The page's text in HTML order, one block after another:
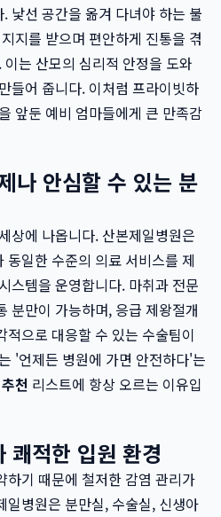
낯선 공간을 옮겨 다녀야 하는 불
지를 받으며 편안하게 진통을 겪
는 산모의 심리적 안정을 도와
들어 줍니다. 이처럼 프라이빗하
을 앞둔 예비 엄마들에게 큰 만족감
나 안심할 수 있는 분
상에 나옵니다. 산본제일병원은
일한 수준의 의료 서비스를 제
스템을 운영합니다. 마취과 전문
분만이 가능하며, 응급 제왕절개
으로 대응할 수 있는 수술팀이
'언제든 병원에 가면 안전하다'는
천 리스트에 항상 오르는 이유입
쾌적한 입원 환경
하기 때문에 철저한 감염 관리가
일병원은 분만실, 수술실, 신생아